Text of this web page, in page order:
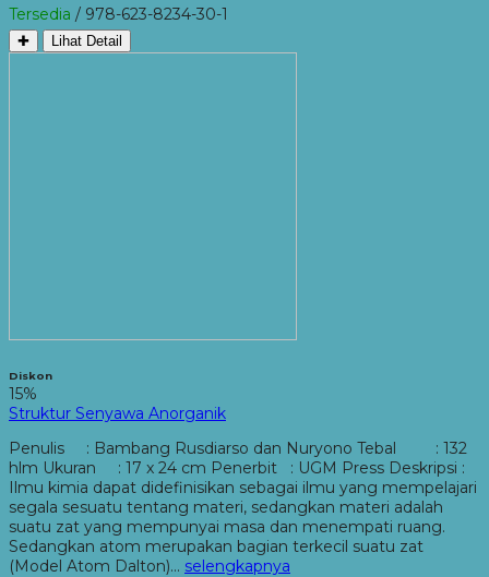
Tersedia / 978-623-8234-30-1
✚ Lihat Detail
Diskon
15%
Struktur Senyawa Anorganik
Penulis : Bambang Rusdiarso dan Nuryono Tebal : 132
hlm Ukuran : 17 x 24 cm Penerbit : UGM Press Deskripsi :
Ilmu kimia dapat didefinisikan sebagai ilmu yang mempelajari
segala sesuatu tentang materi, sedangkan materi adalah
suatu zat yang mempunyai masa dan menempati ruang.
Sedangkan atom merupakan bagian terkecil suatu zat
(Model Atom Dalton)… selengkapnya